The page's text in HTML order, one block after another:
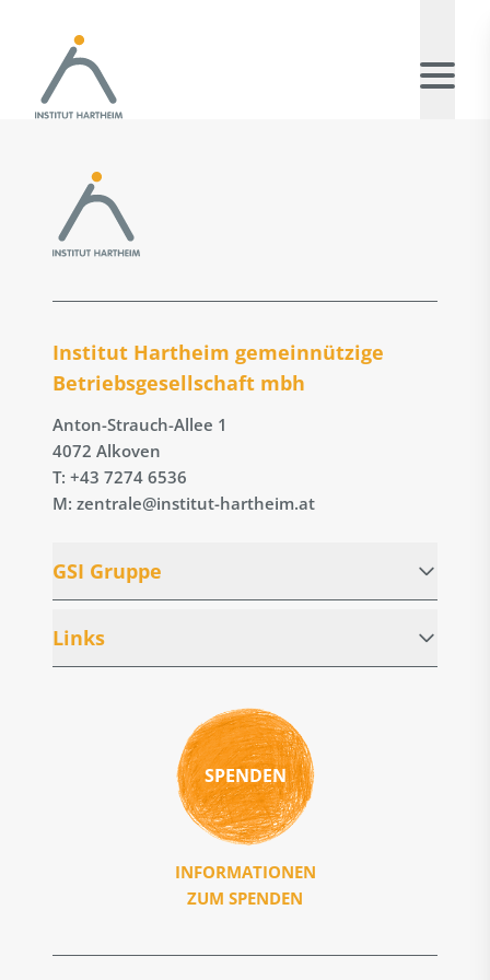
Institut Hartheim gemeinnützige
Betriebs­gesellschaft mbh
Anton-Strauch-Allee 1
4072 Alkoven
T: +43 7274 6536
M: zentrale@institut-hartheim.at
GSI Gruppe
Links
SPENDEN
INFORMATIONEN
ZUM SPENDEN